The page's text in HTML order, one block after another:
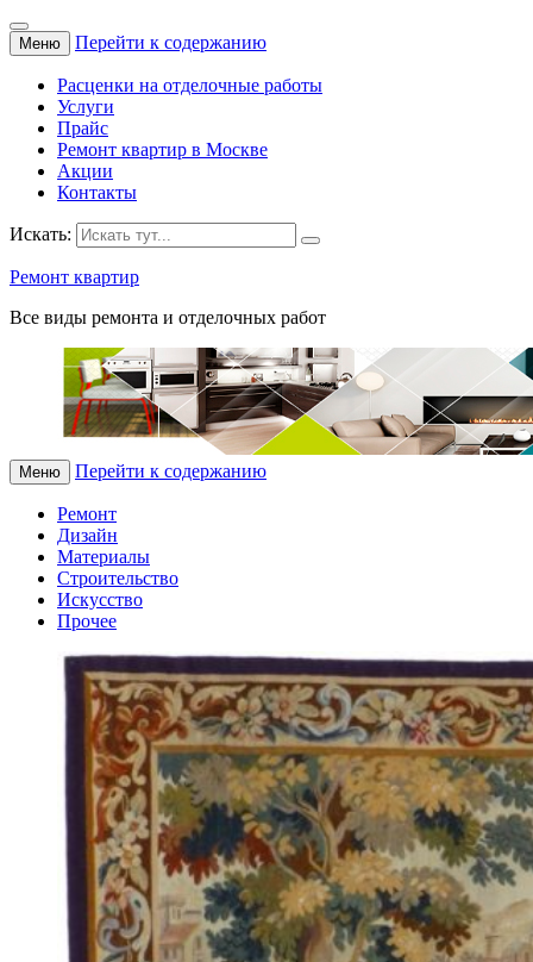
Меню Перейти к содержанию
Расценки на отделочные работы
Услуги
Прайс
Ремонт квартир в Москве
Акции
Контакты
Искать:
Ремонт квартир
Все виды ремонта и отделочных работ
Меню Перейти к содержанию
Ремонт
Дизайн
Материалы
Строительство
Искусство
Прочее